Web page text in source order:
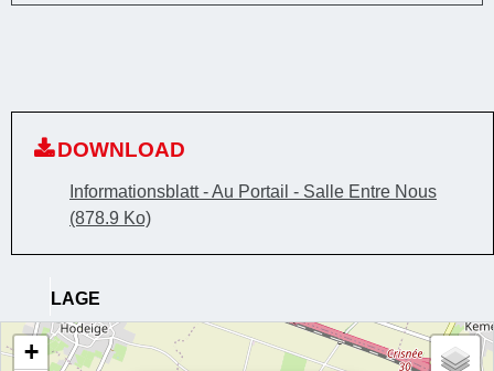
DOWNLOAD
Informationsblatt - Au Portail - Salle Entre Nous
(878.9 Ko)
LAGE
+